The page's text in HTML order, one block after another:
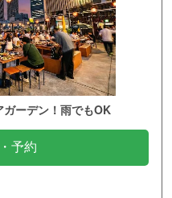
ーデン！雨でもOK
予約